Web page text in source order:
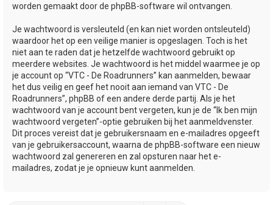
worden gemaakt door de phpBB-software wil ontvangen.
Je wachtwoord is versleuteld (en kan niet worden ontsleuteld)
waardoor het op een veilige manier is opgeslagen. Toch is het
niet aan te raden dat je hetzelfde wachtwoord gebruikt op
meerdere websites. Je wachtwoord is het middel waarmee je op
je account op “VTC - De Roadrunners” kan aanmelden, bewaar
het dus veilig en geef het nooit aan iemand van VTC - De
Roadrunners”, phpBB of een andere derde partij. Als je het
wachtwoord van je account bent vergeten, kun je de “Ik ben mijn
wachtwoord vergeten”-optie gebruiken bij het aanmeldvenster.
Dit proces vereist dat je gebruikersnaam en e-mailadres opgeeft
van je gebruikersaccount, waarna de phpBB-software een nieuw
wachtwoord zal genereren en zal opsturen naar het e-
mailadres, zodat je je opnieuw kunt aanmelden.